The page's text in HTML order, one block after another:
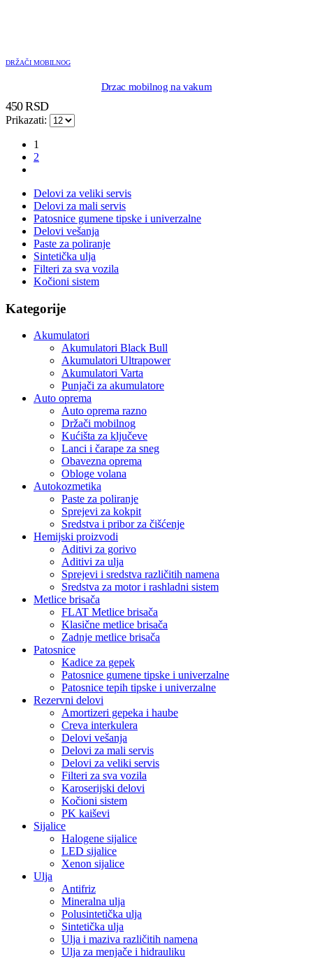
DRŽAČI MOBILNOG
Drzac mobilnog na vakum
450RSD
Prikazati:
1
2
Delovi za veliki servis
Delovi za mali servis
Patosnice gumene tipske i univerzalne
Delovi vešanja
Paste za poliranje
Sintetička ulja
Filteri za sva vozila
Kočioni sistem
Kategorije
Akumulatori
Akumulatori Black Bull
Akumulatori Ultrapower
Akumulatori Varta
Punjači za akumulatore
Auto oprema
Auto oprema razno
Držači mobilnog
Kućišta za ključeve
Lanci i čarape za sneg
Obavezna oprema
Obloge volana
Autokozmetika
Paste za poliranje
Sprejevi za kokpit
Sredstva i pribor za čišćenje
Hemijski proizvodi
Aditivi za gorivo
Aditivi za ulja
Sprejevi i sredstva različitih namena
Sredstva za motor i rashladni sistem
Metlice brisača
FLAT Metlice brisača
Klasične metlice brisača
Zadnje metlice brisača
Patosnice
Kadice za gepek
Patosnice gumene tipske i univerzalne
Patosnice tepih tipske i univerzalne
Rezervni delovi
Amortizeri gepeka i haube
Creva interkulera
Delovi vešanja
Delovi za mali servis
Delovi za veliki servis
Filteri za sva vozila
Karoserijski delovi
Kočioni sistem
PK kaiševi
Sijalice
Halogene sijalice
LED sijalice
Xenon sijalice
Ulja
Antifriz
Mineralna ulja
Polusintetička ulja
Sintetička ulja
Ulja i maziva različitih namena
Ulja za menjače i hidrauliku